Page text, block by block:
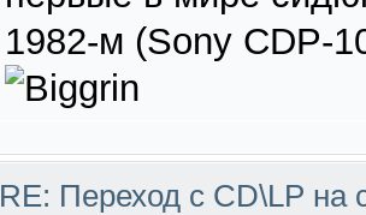
1982-м (Sony CDP-
RE: Переход с CD\LP на